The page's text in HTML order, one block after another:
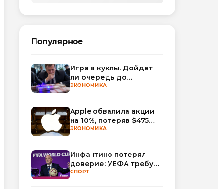
Популярное
Игра в куклы. Дойдет
ли очередь до
Миллера?
ЭКОНОМИКА
Apple обвалила акции
на 10%, потеряв $475
млрд капитализации
ЭКОНОМИКА
Инфантино потерял
доверие: УЕФА требует
смены руководства
СПОРТ